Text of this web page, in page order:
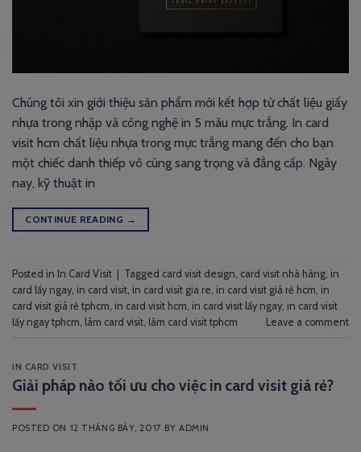
Chúng tôi xin giới thiệu sản phẩm mới kết hợp từ chất liệu giấy
nhựa trong nhập và công nghệ in 5 màu mực trắng. In card
visit hcm chất liệu nhựa trong mực trắng mang đến cho bạn
một chiếc danh thiếp vô cùng sang trọng và đẳng cấp. Ngày
nay, kỹ thuật in
CONTINUE READING →
Posted in In Card Visit Tagged card visit design card visit nhà hàng in
card lấy ngay in card visit in card visit gia re in card visit giá rẻ hcm in
card visit giá rẻ tphcm in card visit hcm in card visit lấy ngay in card visit
lấy ngay tphcm
làm card visit làm card visit tphcm Leave a comment
IN CARD VISIT
Giải pháp nào tối ưu cho việc in card visit giá rẻ?
POSTED ON 12 THÁNG BẢY, 2017 BY ADMIN